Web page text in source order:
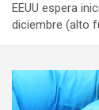
EEUU espera
diciembre (alto